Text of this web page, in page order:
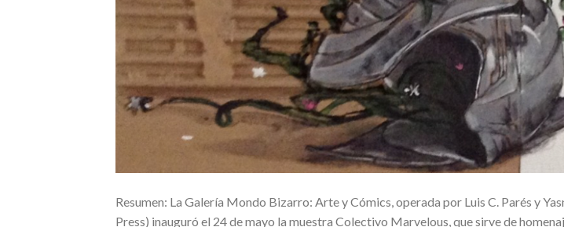
Resumen: La Galería Mondo Bizarro: Arte y Cómics, operada por Luis C. Parés y
Press) inauguró el 24 de mayo la muestra Colectivo Marvelous, que sirve de